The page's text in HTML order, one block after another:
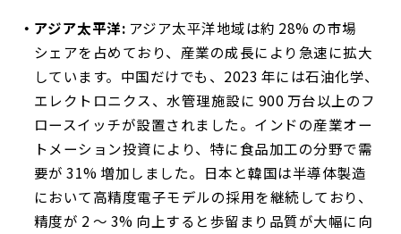
アジア太平洋: アジア太平洋地域は約 28% の市場
シェアを占めており、産業の成長により急速に拡大
しています。中国だけでも、2023 年には石油化学、
エレクトロニクス、水管理施設に 900 万台以上のフ
ロースイッチが設置されました。インドの産業オー
トメーション投資により、特に食品加工の分野で需
要が 31% 増加しました。日本と韓国は半導体製造
において高精度電子モデルの採用を継続しており、
精度が 2 ～ 3% 向上すると歩留まり品質が大幅に向